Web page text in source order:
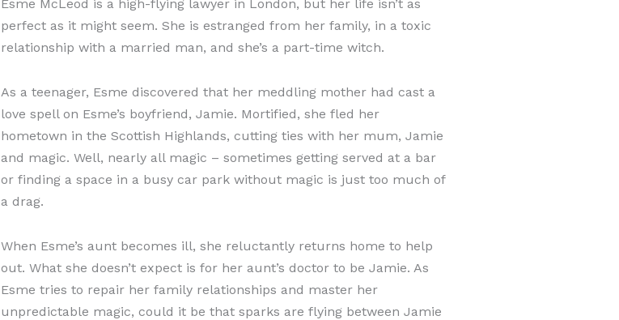
Esme McLeod is a high-flying lawyer in London, but her life isn’t as
perfect as it might seem. She is estranged from her family, in a toxic
relationship with a married man, and she’s a part-time witch.
As a teenager, Esme discovered that her meddling mother had cast a
love spell on Esme’s boyfriend, Jamie. Mortified, she fled her
hometown in the Scottish Highlands, cutting ties with her mum, Jamie
and magic. Well, nearly all magic – sometimes getting served at a bar
or finding a space in a busy car park without magic is just too much of
a drag.
When Esme’s aunt becomes ill, she reluctantly returns home to help
out. What she doesn’t expect is for her aunt’s doctor to be Jamie. As
Esme tries to repair her family relationships and master her
unpredictable magic, could it be that sparks are flying between Jamie